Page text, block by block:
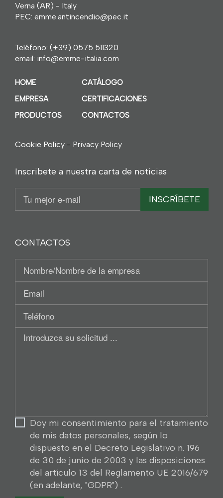
Verna (AR) - Italy
PEC: emme.antincendio@pec.it
Teléfono: (+39) 0575 511320
email: info@emme-italia.com
HOME
EMPRESA
PRODUCTOS
CATÁLOGO
CERTIFICACIONES
CONTACTOS
Cookie Policy - Privacy Policy
Inscribete a nuestra carta de noticias
Email INSCRÍBETE
CONTACTOS
Nominativo
Región
social
Tu
Email
Teléfono
Introduzca
Doy mi consentimiento para el tratamiento
de mis datos personales, según lo
dispuesto en el Decreto Legislativo n. 196
de 30 de junio de 2003 y las disposiciones
del artículo 13 del Reglamento UE 2016/679
(en adelante, "GDPR") .